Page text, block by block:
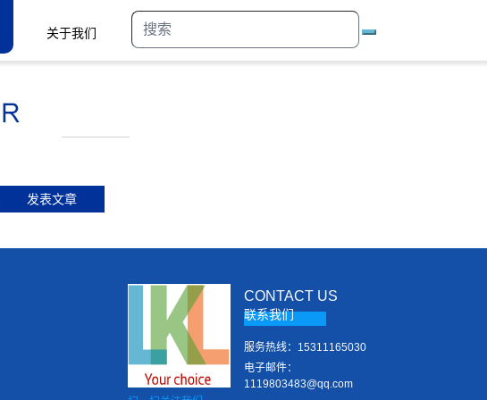
关于我们
发表文章
CONTACT US
联系我们
服务热线：15311165030
电子邮件：
1119803483@qq.com